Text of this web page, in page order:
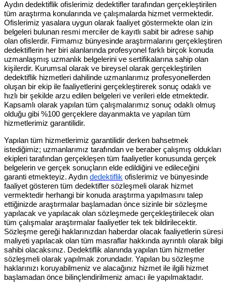
Aydın dedektiflik ofislerimiz dedektifler tarafından gerçekleştirilen
tüm araştırma konularında ve çalışmalarda hizmet vermektedir.
Ofislerimiz yasalara uygun olarak faaliyet göstermekte olan izin
belgeleri bulunan resmi merciler de kayıtlı sabit bir adrese sahip
olan ofislerdir. Firmamız bünyesinde araştırmalarını gerçekleştiren
dedektiflerin her biri alanlarında profesyonel farklı birçok konuda
uzmanlaşmış uzmanlık belgelerini ve sertifikalarına sahip olan
kişilerdir. Kurumsal olarak ve bireysel olarak gerçekleştirilen
dedektiflik hizmetleri dahilinde uzmanlarımız profesyonellerden
oluşan bir ekip ile faaliyetlerini gerçekleştirerek sonuç odaklı ve
hızlı bir şekilde arzu edilen belgeleri ve verileri elde etmektedir.
Kapsamlı olarak yapılan tüm çalışmalarımız sonuç odaklı olmuş
olduğu gibi %100 gerçeklere dayanmakta ve yapılan tüm
hizmetlerimiz garantilidir.
Yapılan tüm hizmetlerimiz garantilidir derken bahsetmek
istediğimiz; uzmanlarımız tarafından ve beraber çalışmış oldukları
ekipleri tarafından gerçekleşen tüm faaliyetler konusunda gerçek
belgelerin ve gerçek sonuçların elde edildiğini ve edileceğini
garanti etmekteyiz. Aydın dedektiflik ofislerimiz ve bünyesinde
faaliyet gösteren tüm dedektifler sözleşmeli olarak hizmet
vermektedir herhangi bir konuda araştırma yapılmasını talep
ettiğinizde araştırmalar başlamadan önce sizinle bir sözleşme
yapılacak ve yapılacak olan sözleşmede gerçekleştirilecek olan
tüm çalışmalar araştırmalar faaliyetler tek tek bildirilecektir.
Sözleşme gereği haklarınızdan haberdar olacak faaliyetlerin süresi
maliyeti yapılacak olan tüm masraflar hakkında ayrıntılı olarak bilgi
sahibi olacaksınız. Dedektiflik alanında yapılan tüm hizmetler
sözleşmeli olarak yapılmak zorundadır. Yapılan bu sözleşme
haklarınızı koruyabilmeniz ve alacağınız hizmet ile ilgili hizmet
başlamadan önce bilinçlendirilmeniz amacı ile yapılmaktadır.